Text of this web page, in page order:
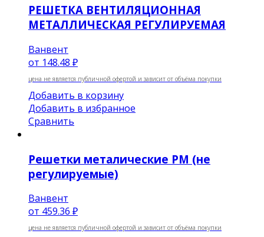
РЕШЕТКА ВЕНТИЛЯЦИОННАЯ
МЕТАЛЛИЧЕСКАЯ РЕГУЛИРУЕМАЯ
Ванвент
от 148.48 ₽
цена не является публичной офертой и зависит от объёма покупки
Добавить в корзину
Добавить в избранное
Сравнить
Решетки металические РМ (не
регулируемые)
Ванвент
от 459.36 ₽
цена не является публичной офертой и зависит от объёма покупки